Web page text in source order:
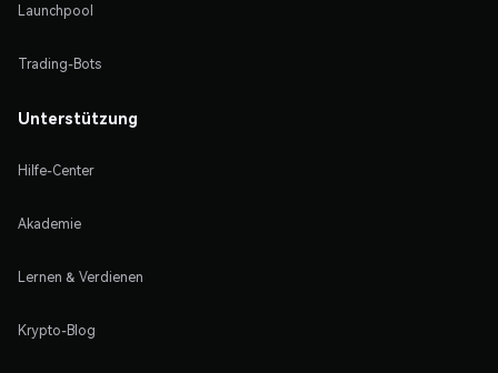
Launchpool
Trading-Bots
Unterstützung
Hilfe-Center
Akademie
Lernen & Verdienen
Krypto-Blog